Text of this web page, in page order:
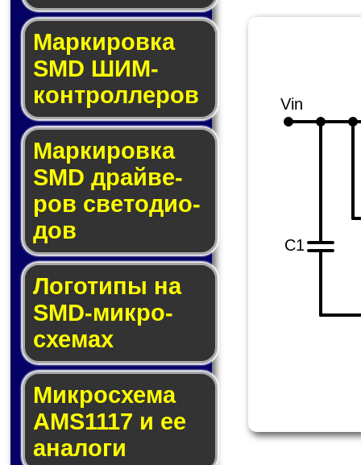
Маркировка
SMD ШИМ-
кон­трол­ле­ров
Маркировка
SMD драй­ве­
ров све­то­ди­о­
дов
Логотипы на
SMD-мик­ро­
схе­мах
Микросхема
AMS1117 и ее
ана­ло­ги
C1
Vin